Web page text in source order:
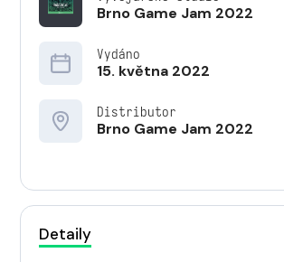
Brno Game Jam 2022
Vydáno
15. května 2022
Distributor
Brno Game Jam 2022
Detaily